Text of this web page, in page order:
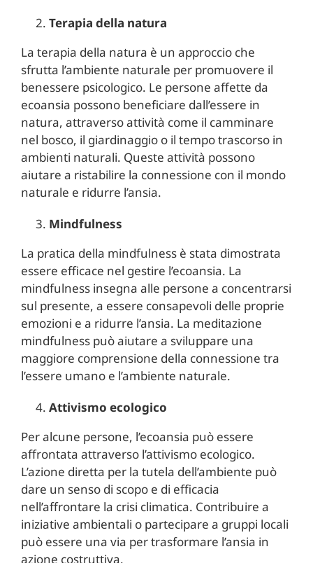
Terapia della natura
La terapia della natura è un approccio che
sfrutta l’ambiente naturale per promuovere il
benessere psicologico. Le persone affette da
ecoansia possono beneficiare dall’essere in
natura, attraverso attività come il camminare
nel bosco, il giardinaggio o il tempo trascorso in
ambienti naturali. Queste attività possono
aiutare a ristabilire la connessione con il mondo
naturale e ridurre l’ansia.
Mindfulness
La pratica della mindfulness è stata dimostrata
essere efficace nel gestire l’ecoansia. La
mindfulness insegna alle persone a concentrarsi
sul presente, a essere consapevoli delle proprie
emozioni e a ridurre l’ansia. La meditazione
mindfulness può aiutare a sviluppare una
maggiore comprensione della connessione tra
l’essere umano e l’ambiente naturale.
Attivismo ecologico
Per alcune persone, l’ecoansia può essere
affrontata attraverso l’attivismo ecologico.
L’azione diretta per la tutela dell’ambiente può
dare un senso di scopo e di efficacia
nell’affrontare la crisi climatica. Contribuire a
iniziative ambientali o partecipare a gruppi locali
può essere una via per trasformare l’ansia in
azione costruttiva.